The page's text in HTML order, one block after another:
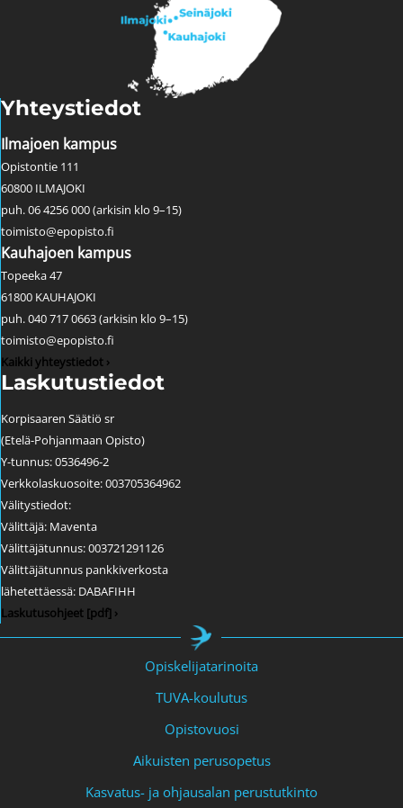
Yhteystiedot
Ilmajoen kampus
Opistontie 111
60800 ILMAJOKI
puh. 06 4256 000 (arkisin klo 9–15)
toimisto@epopisto.fi
Kauhajoen kampus
Topeeka 47
61800 KAUHAJOKI
puh. 040 717 0663 (arkisin klo 9–15)
toimisto@epopisto.fi
Kaikki yhteystiedot ›
Laskutustiedot
Korpisaaren Säätiö sr
(Etelä-Pohjanmaan Opisto)
Y-tunnus: 0536496-2
Verkkolaskuosoite: 003705364962
Välitystiedot:
Välittäjä: Maventa
Välittäjätunnus: 003721291126
Välittäjätunnus pankkiverkosta
lähetettäessä: DABAFIHH
Laskutusohjeet [pdf] ›
Opiskelijatarinoita
TUVA-koulutus
Opistovuosi
Aikuisten perusopetus
Kasvatus- ja ohjausalan perustutkinto